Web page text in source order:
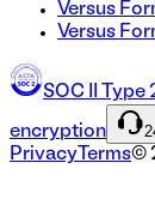
Versus
Versus
SOC II Type
encryption
Privacy Terms©